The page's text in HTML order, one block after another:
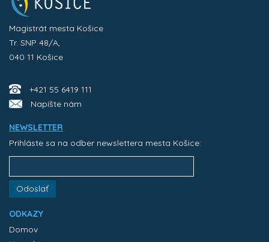
Magistrát mesta Košice
Tr. SNP 48/A,
040 11 Košice
+421 55 6419 111
Napíšte nám
NEWSLETTER
Prihláste sa na odber newslettera mesta Košice:
Odoslať
ODKAZY
Domov